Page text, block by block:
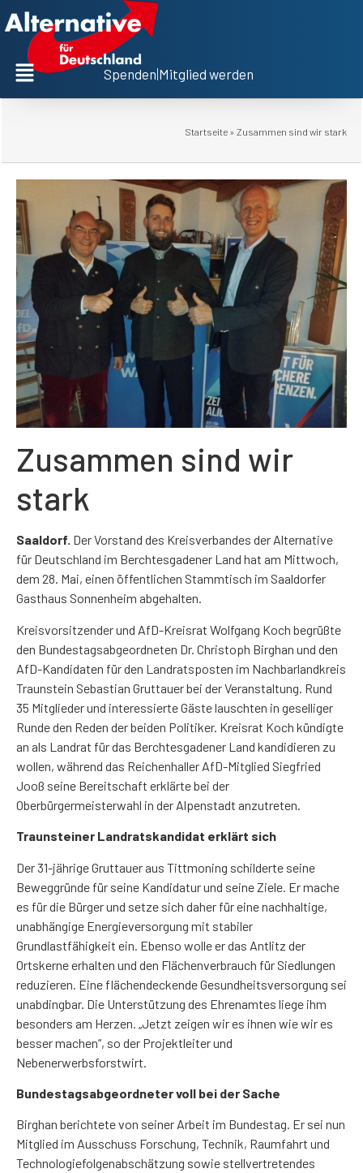
Spenden Mitglied werden
Startseite » Zusammen sind wir stark
Zusammen sind wir
stark
Saaldorf. Der Vorstand des Kreisverbandes der Alternative
für Deutschland im Berchtesgadener Land hat am Mittwoch,
dem 28. Mai, einen öffentlichen Stammtisch im Saaldorfer
Gasthaus Sonnenheim abgehalten.
Kreisvorsitzender und AfD-Kreisrat Wolfgang Koch begrüßte
den Bundestagsabgeordneten Dr. Christoph Birghan und den
AfD-Kandidaten für den Landratsposten im Nachbarlandkreis
Traunstein Sebastian Gruttauer bei der Veranstaltung. Rund
35 Mitglieder und interessierte Gäste lauschten in geselliger
Runde den Reden der beiden Politiker. Kreisrat Koch kündigte
an als Landrat für das Berchtesgadener Land kandidieren zu
wollen, während das Reichenhaller AfD-Mitglied Siegfried
Jooß seine Bereitschaft erklärte bei der
Oberbürgermeisterwahl in der Alpenstadt anzutreten.
Traunsteiner Landratskandidat erklärt sich
Der 31-jährige Gruttauer aus Tittmoning schilderte seine
Beweggründe für seine Kandidatur und seine Ziele. Er mache
es für die Bürger und setze sich daher für eine nachhaltige,
unabhängige Energieversorgung mit stabiler
Grundlastfähigkeit ein. Ebenso wolle er das Antlitz der
Ortskerne erhalten und den Flächenverbrauch für Siedlungen
reduzieren. Eine flächendeckende Gesundheitsversorgung sei
unabdingbar. Die Unterstützung des Ehrenamtes liege ihm
besonders am Herzen. „Jetzt zeigen wir es ihnen wie wir es
besser machen“, so der Projektleiter und
Nebenerwerbsforstwirt.
Bundestagsabgeordneter voll bei der Sache
Birghan berichtete von seiner Arbeit im Bundestag. Er sei nun
Mitglied im Ausschuss Forschung, Technik, Raumfahrt und
Technologiefolgenabschätzung sowie stellvertretendes